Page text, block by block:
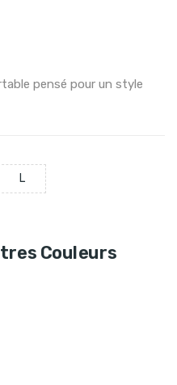
pensé pour un style
L
Couleurs